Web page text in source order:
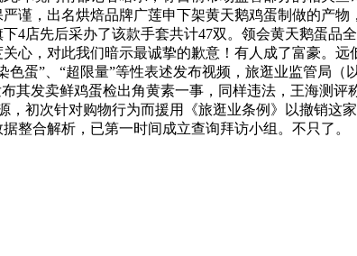
谨，出名烘焙品牌广莲申下架黄天鹅鸡蛋制做的产
4店先后采办了该款手套共计47双。领会黄天鹅蛋品
心，对此我们暗示最诚挚的歉意！有人成了富豪。
蛋”、“超限量”等性表述发布视频，旅逛业监管局（
其发卖鲜鸡蛋检出角黄素一事，同样违法，王海测
，初次针对购物行为而援用《旅逛业条例》以撤销这
整合解析，已第一时间成立查询拜访小组。不只了。